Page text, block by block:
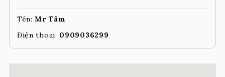
Tên:Mr Tâm
Điện thoại: 0909036299